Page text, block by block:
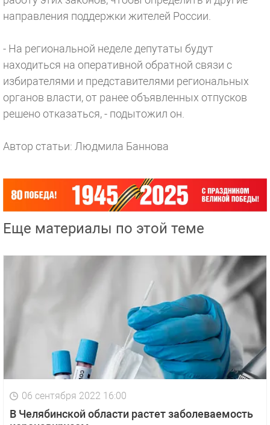
направления поддержки жителей России.
- На региональной неделе депутаты будут
находиться на оперативной обратной связи с
избирателями и представителями региональных
органов власти, от ранее объявленных отпусков
решено отказаться, - подытожил он.
Автор статьи: Людмила Баннова
Еще материалы по этой теме
06 сентября 2022 16:00
В Челябинской области растет заболеваемость